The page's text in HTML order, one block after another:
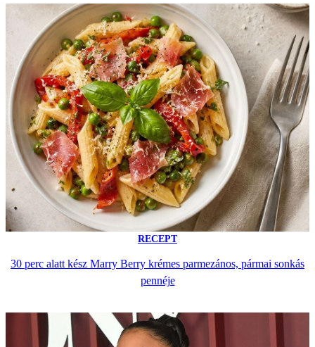
RECEPT
30 perc alatt kész Marry Berry krémes parmezános, pármai sonkás
pennéje